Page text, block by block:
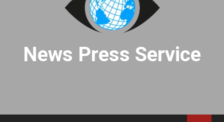
News Press Service